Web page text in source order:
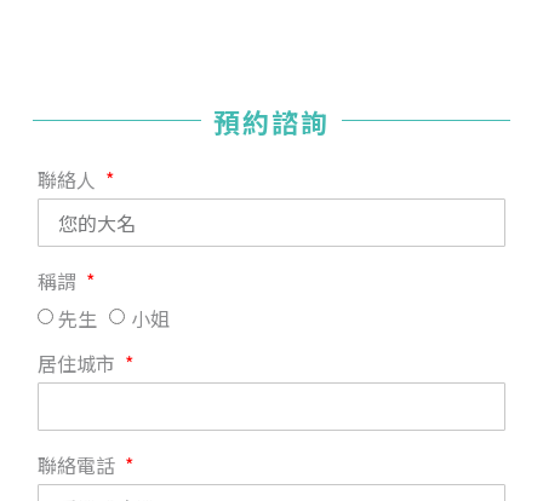
預約諮詢
聯絡人
稱謂
先生
小姐
居住城市
聯絡電話